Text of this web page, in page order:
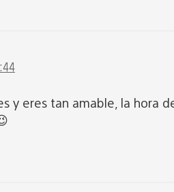
y eres tan amable, la hora